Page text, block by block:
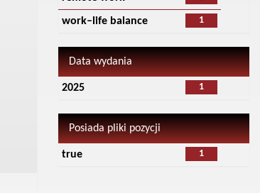
1
work–life balance
Data wydania
1
2025
Posiada pliki pozycji
1
true